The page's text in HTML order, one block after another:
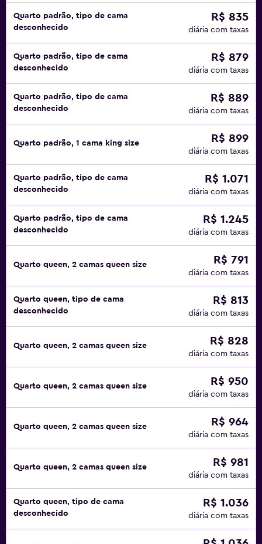
Quarto padrão, tipo de cama
desconhecido
R$ 835
diária com taxas
Quarto padrão, tipo de cama
desconhecido
R$ 879
diária com taxas
Quarto padrão, tipo de cama
desconhecido
R$ 889
diária com taxas
Quarto padrão, 1 cama king size R$ 899
diária com taxas
Quarto padrão, tipo de cama
desconhecido
R$ 1.071
diária com taxas
Quarto padrão, tipo de cama
desconhecido
R$ 1.245
diária com taxas
Quarto queen, 2 camas queen size R$ 791
diária com taxas
Quarto queen, tipo de cama
desconhecido
R$ 813
diária com taxas
Quarto queen, 2 camas queen size R$ 828
diária com taxas
Quarto queen, 2 camas queen size R$ 950
diária com taxas
Quarto queen, 2 camas queen size R$ 964
diária com taxas
Quarto queen, 2 camas queen size R$ 981
diária com taxas
Quarto queen, tipo de cama
desconhecido
R$ 1.036
diária com taxas